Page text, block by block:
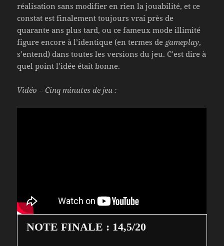
réalisation sans modifier en rien la jouabilité, et ce
constat est finalement toujours vrai près de
quarante ans plus tard, ou ce fameux mode illimité
figure encore à l’identique (en termes de gameplay,
s’entend) dans toutes les versions du jeu. C’est dire à
quel point l’idée était bonne.
Vidéo – Cinq minutes de jeu :
NOTE FINALE : 14,5/20